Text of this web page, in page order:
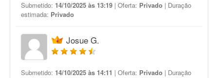
Submetido: 14/10/2025 às 13:19 | Oferta: Privado | Duração
estimada: Privado
Josue G.
Submetido: 14/10/2025 às 14:11 | Oferta: Privado | Duração